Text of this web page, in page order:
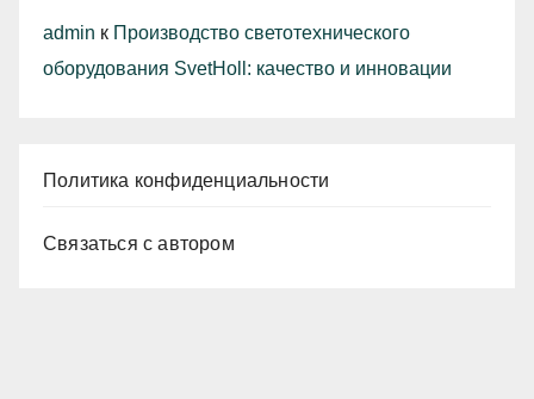
admin к Производство светотехнического
оборудования SvetHoll: качество и инновации
Политика конфиденциальности
Связаться с автором